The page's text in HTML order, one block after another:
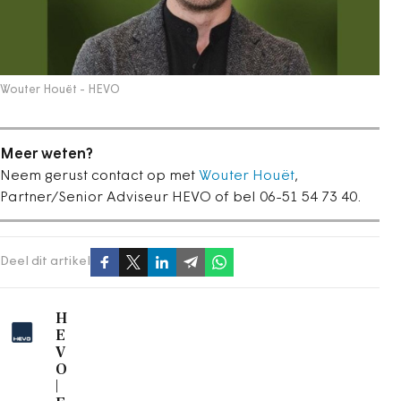
Wouter Houët - HEVO
Meer weten?
Neem gerust contact op met Wouter Houët,
Partner/Senior Adviseur HEVO of bel 06-51 54 73 40.
Deel dit artikel
H
E
V
O